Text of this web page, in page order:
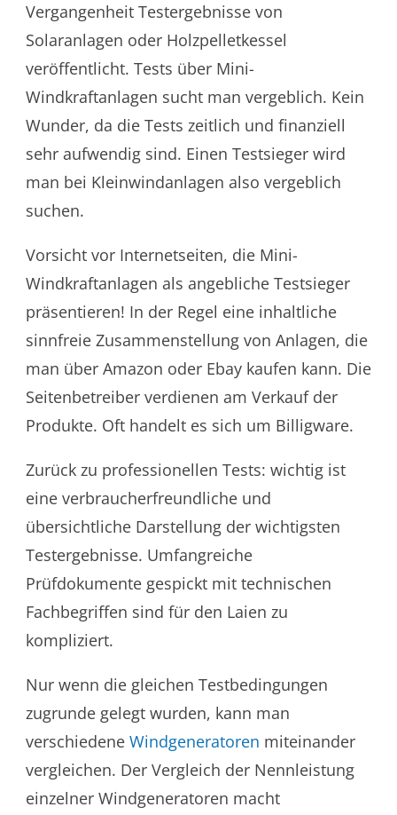
Vergangenheit Testergebnisse von
Solaranlagen oder Holzpelletkessel
veröffentlicht. Tests über Mini-
Windkraftanlagen sucht man vergeblich. Kein
Wunder, da die Tests zeitlich und finanziell
sehr aufwendig sind. Einen Testsieger wird
man bei Kleinwindanlagen also vergeblich
suchen.
Vorsicht vor Internetseiten, die Mini-
Windkraftanlagen als angebliche Testsieger
präsentieren! In der Regel eine inhaltliche
sinnfreie Zusammenstellung von Anlagen, die
man über Amazon oder Ebay kaufen kann. Die
Seitenbetreiber verdienen am Verkauf der
Produkte. Oft handelt es sich um Billigware.
Zurück zu professionellen Tests: wichtig ist
eine verbraucherfreundliche und
übersichtliche Darstellung der wichtigsten
Testergebnisse. Umfangreiche
Prüfdokumente gespickt mit technischen
Fachbegriffen sind für den Laien zu
kompliziert.
Nur wenn die gleichen Testbedingungen
zugrunde gelegt wurden, kann man
verschiedene Windgeneratoren miteinander
vergleichen. Der Vergleich der Nennleistung
einzelner Windgeneratoren macht